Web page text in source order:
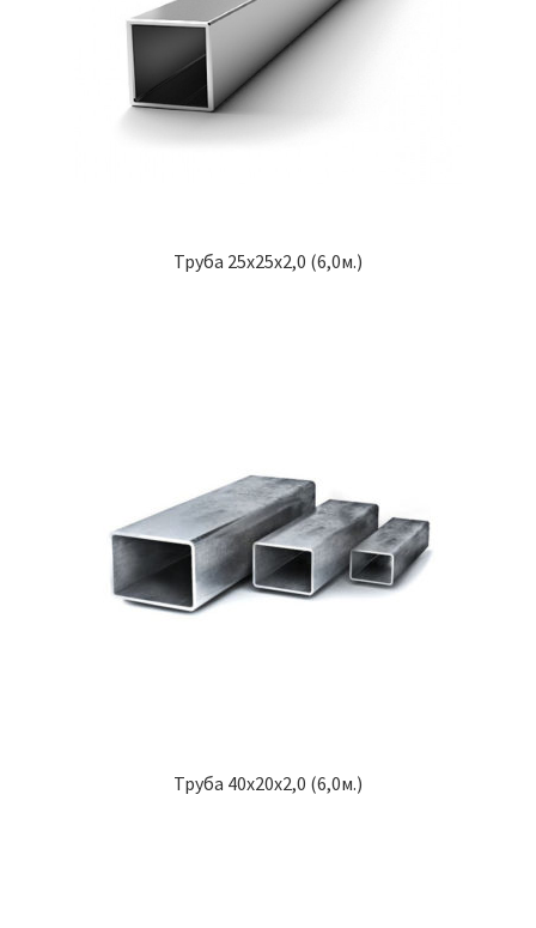
Труба 25х25х2,0 (6,0м.)
Труба 40х20х2,0 (6,0м.)